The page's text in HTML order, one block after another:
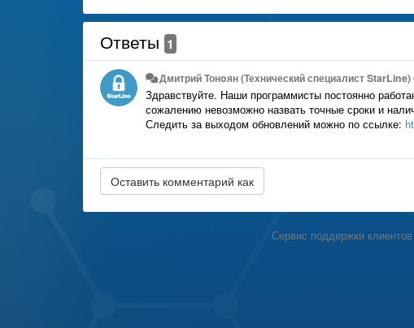
Ответы 1
Дмитрий Тонoян (Технический специалист StarLine)
Здравствуйте. Наши программисты постоянно
сожалению невозможно назвать точные сроки и
Следить за выходом обновлений можно по ссылке:
Сервис поддержки